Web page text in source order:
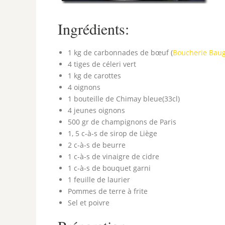
Ingrédients:
1 kg de carbonnades de bœuf (Boucherie
4 tiges de céleri vert
1 kg de carottes
4 oignons
1 bouteille de Chimay bleue(33cl)
4 jeunes oignons
500 gr de champignons de Paris
1, 5 c-à-s de sirop de Liège
2 c-à-s de beurre
1 c-à-s de vinaigre de cidre
1 c-à-s de bouquet garni
1 feuille de laurier
Pommes de terre à frite
Sel et poivre